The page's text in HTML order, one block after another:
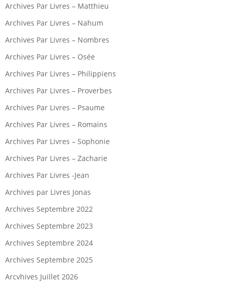
Archives Par Livres – Matthieu
Archives Par Livres – Nahum
Archives Par Livres – Nombres
Archives Par Livres – Osée
Archives Par Livres – Philippiens
Archives Par Livres – Proverbes
Archives Par Livres – Psaume
Archives Par Livres – Romains
Archives Par Livres – Sophonie
Archives Par Livres – Zacharie
Archives Par Livres -Jean
Archives par Livres Jonas
Archives Septembre 2022
Archives Septembre 2023
Archives Septembre 2024
Archives Septembre 2025
Arcvhives Juillet 2026